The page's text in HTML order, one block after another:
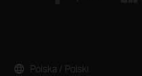
Polska / Polski